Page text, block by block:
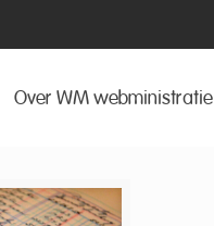
Over WM webministratie